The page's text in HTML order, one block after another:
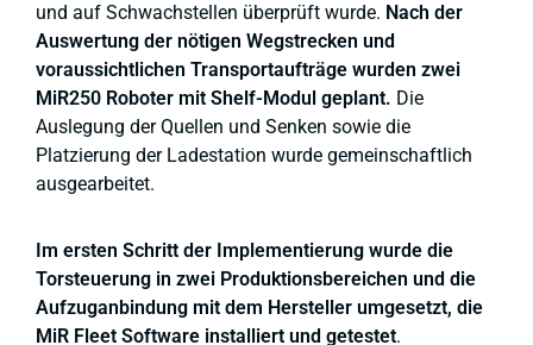
und auf Schwachstellen überprüft wurde. Nach der
Auswertung der nötigen Wegstrecken und
voraussichtlichen Transportaufträge wurden zwei
MiR250 Roboter mit Shelf-Modul geplant. Die
Auslegung der Quellen und Senken sowie die
Platzierung der Ladestation wurde gemeinschaftlich
ausgearbeitet.
Im ersten Schritt der Implementierung wurde die
Torsteuerung in zwei Produktionsbereichen und die
Aufzuganbindung mit dem Hersteller umgesetzt, die
MiR Fleet Software installiert und getestet.